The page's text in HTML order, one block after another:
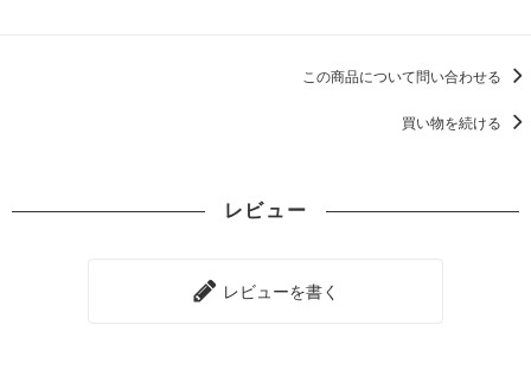
この商品について問い合わせる
買い物を続ける
レビュー
レビューを書く